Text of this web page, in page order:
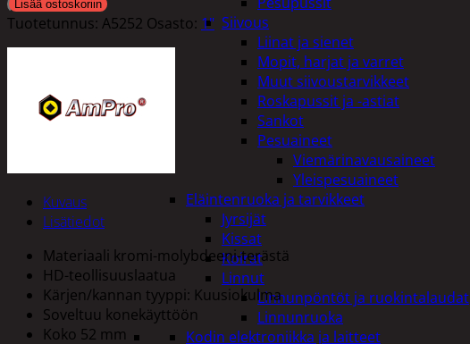
Siivous
Liinat ja sienet
Mopit, harjat ja varret
Muut siivoustarvikkeet
Roskapussit ja -astiat
Sankot
Pesuaineet
Viemärinavausaineet
Yleispesuaineet
Eläintenruoka ja tarvikkeet
Jyrsijät
Kissat
Koirat
Linnut
Linnunpöntöt ja ruokintalaudat
Linnunruoka
Kodin elektroniikka ja laitteet
Lisää ostoskoriin
Tuotetunnus: A5252 Osasto: 1"
Kuvaus
Lisätiedot
Materiaali kromi-molybdeeni-terästä
HD-teollisuuslaatua
Kärjen/kannan tyyppi: Kuusiokulma
Soveltuu konekäyttöön
Koko 52 mm